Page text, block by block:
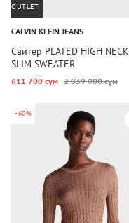
OUTLET
CALVIN KLEIN JEANS
Свитер PLATED HIGH NECK
SLIM SWEATER
611 700 сум 2 039 000 сум
-60%